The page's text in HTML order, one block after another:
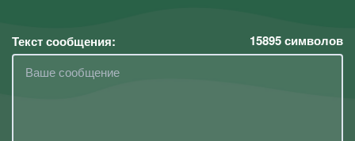
Текст сообщения: 15895символов